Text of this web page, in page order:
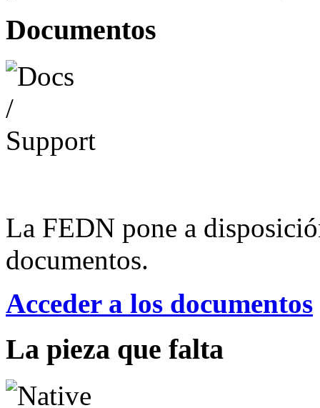
Documentos
La FEDN pone a
documentos.
Acceder a los documentos
La pieza que falta